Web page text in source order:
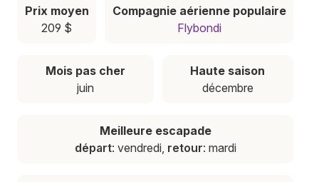
Prix moyen
209 $
Compagnie aérienne populaire
Flybondi
Mois pas cher
juin
Haute saison
décembre
Meilleure escapade
départ: vendredi, retour: mardi